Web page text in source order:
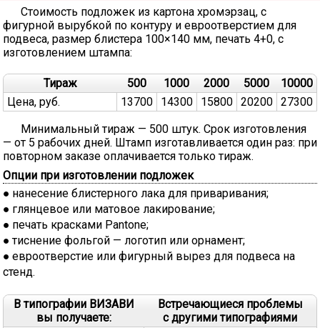
Стоимость подложек из картона хромэрзац, с
фигурной вырубкой по контуру и евроотверстием для
подвеса, размер блистера 100×140 мм, печать 4+0, с
изготовлением штампа:
Тираж 500 1000 2000 5000
10000
Цена, руб.
13700 14300 15800 20200 27300
Минимальный тираж — 500 штук. Срок изготовления
— от 5 рабочих дней. Штамп изготавливается один раз: при
повторном заказе оплачивается только тираж.
Опции при изготовлении подложек
нанесение блистерного лака для приваривания;
глянцевое или матовое лакирование;
печать красками Pantone;
тиснение фольгой — логотип или орнамент;
евроотверстие или фигурный вырез для подвеса на
стенд.
В типографии ВИЗАВИ
вы получаете:
Встречающиеся проблемы
с другими типографиями